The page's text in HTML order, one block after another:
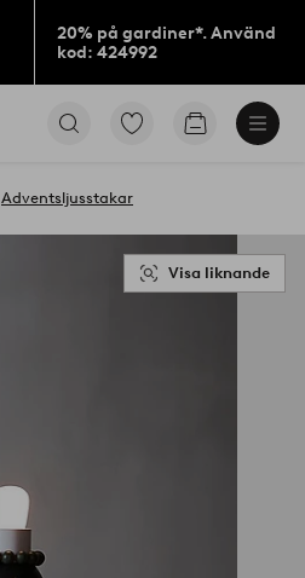
20% på gardiner*. Använd
kod: 424992
Gå
produkter
Gå
Adventsljusstakar
Visa liknande